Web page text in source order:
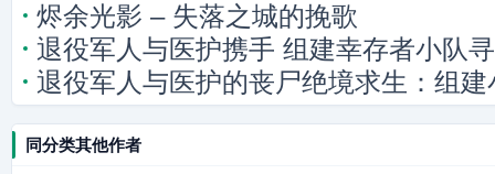
烬余光影 – 失落之城的挽歌
退役军人与医护携手 组建幸存者小队
退役军人与医护的丧尸绝境求生：组
同分类其他作者